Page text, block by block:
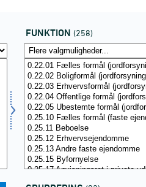
FUNKTION (258)